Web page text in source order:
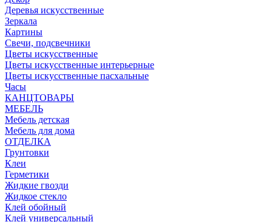
Деревья искусственные
Зеркала
Картины
Свечи, подсвечники
Цветы искусственные
Цветы искусственные интерьерные
Цветы искусственные пасхальные
Часы
КАНЦТОВАРЫ
МЕБЕЛЬ
Мебель детская
Мебель для дома
ОТДЕЛКА
Грунтовки
Клеи
Герметики
Жидкие гвозди
Жидкое стекло
Клей обойный
Клей универсальный